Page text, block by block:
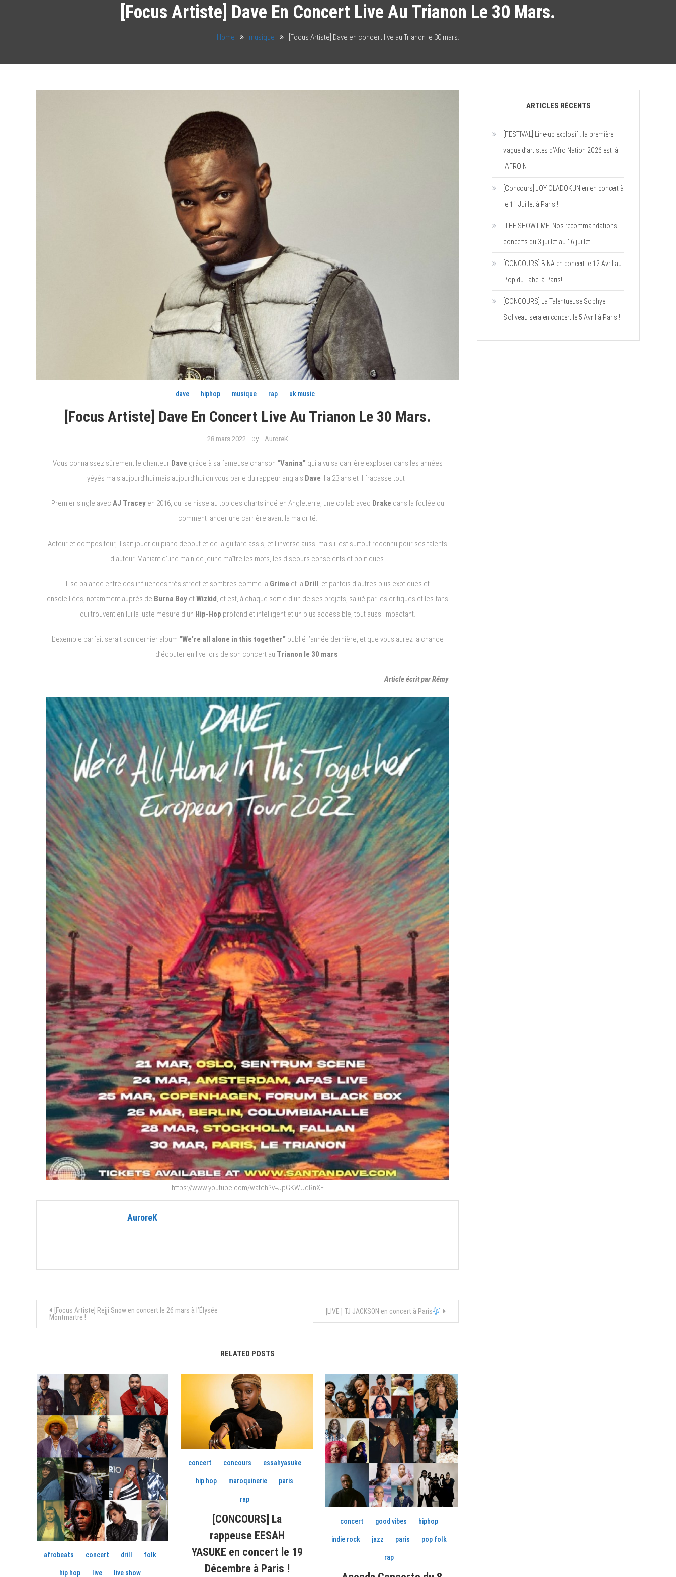
[Focus Artiste] Dave En Concert Live Au Trianon Le 30 Mars.
Home musique [Focus Artiste] Dave en concert live au Trianon le 30 mars.
dave hiphop musique rap uk music
[Focus Artiste] Dave En Concert Live Au Trianon Le 30 Mars.
28 mars 2022 by AuroreK
Vous connaissez sûrement le chanteur Dave grâce à sa fameuse chanson “Vanina” qui a vu sa carrière exploser dans les années
yéyés mais aujourd’hui mais aujourd’hui on vous parle du rappeur anglais Dave il a 23 ans et il fracasse tout !
Premier single avec AJ Tracey en 2016, qui se hisse au top des charts indé en Angleterre, une collab avec Drake dans la foulée ou
comment lancer une carrière avant la majorité.
Acteur et compositeur, il sait jouer du piano debout et de la guitare assis, et l’inverse aussi mais il est surtout reconnu pour ses talents
d’auteur. Maniant d’une main de jeune maître les mots, les discours conscients et politiques.
Il se balance entre des influences très street et sombres comme la Grime et la Drill, et parfois d’autres plus exotiques et
ensoleillées, notamment auprès de Burna Boy etWizkid, et est, à chaque sortie d’un de ses projets, salué par les critiques et les fans
qui trouvent en lui la juste mesure d’un Hip-Hop profond et intelligent et un plus accessible, tout aussi impactant.
L’exemple parfait serait son dernier album “We’re all alone in this together” publié l’année dernière, et que vous aurez la chance
d’écouter en live lors de son concert au Trianon le 30 mars.
Article écrit par Rémy
https://www.youtube.com/watch?v=JpGKWUdRnXE
AuroreK
Navigation
de
[Focus Artiste] Rejji Snow en concert le 26 mars à l’Élysée
Montmartre !
[LIVE ] TJ JACKSON en concert à Paris
RELATED POSTS
afrobeats concert drill folk
hip hop live live show
concert concours essahyasuke
hip hop maroquinerie paris
rap
[CONCOURS] La
rappeuse EESAH
YASUKE en concert le 19
Décembre à Paris !
concert good vibes hiphop
indie rock jazz paris pop folk
rap
ARTICLES RÉCENTS
[FESTIVAL] Line-up explosif : la première
vague d’artistes d’Afro Nation 2026 est là
!AFRO N
[Concours] JOY OLADOKUN en en concert à
le 11 Juillet à Paris !
[THE SHOWTIME] Nos recommandations
concerts du 3 juillet au 16 juillet.
[CONCOURS] BINA en concert le 12 Avril au
Pop du Label à Paris!
[CONCOURS] La Talentueuse Sophye
Soliveau sera en concert le 5 Avril à Paris !